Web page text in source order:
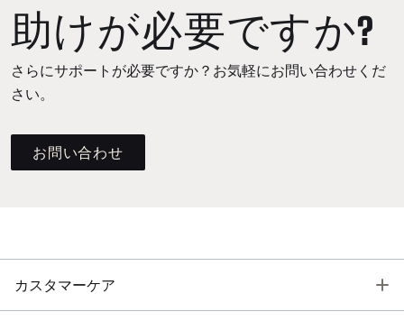
助けが必要ですか?
さらにサポートが必要ですか？お気軽にお問い合わせくだ
さい。
お問い合わせ
カスタマーケア